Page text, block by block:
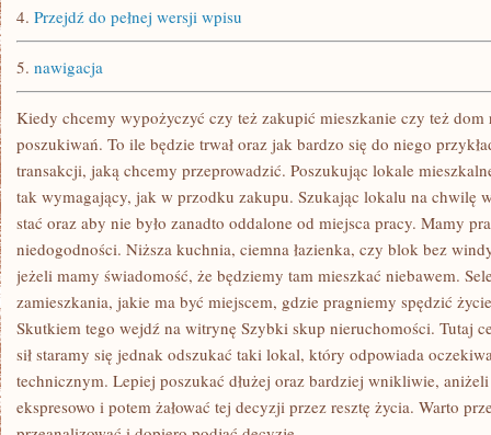
4. Przejdź do pełnej wersji wpisu
5. nawigacja
Kiedy chcemy wypożyczyć czy też zakupić mieszkanie czy też dom
poszukiwań. To ile będzie trwał oraz jak bardzo się do niego
transakcji, jaką chcemy przeprowadzić. Poszukując lokale
tak wymagający, jak w przodku zakupu. Szukając lokalu na chwilę
stać oraz aby nie było zanadto oddalone od miejsca pracy. Mamy
niedogodności. Niższa kuchnia, ciemna łazienka, czy blok bez
jeżeli mamy świadomość, że będziemy tam mieszkać niebawem.
zamieszkania, jakie ma być miejscem, gdzie pragniemy spędzić
Skutkiem tego wejdź na witrynę Szybki skup nieruchomości. Tutaj
sił staramy się jednak odszukać taki lokal, który odpowiada
technicznym. Lepiej poszukać dłużej oraz bardziej wnikliwie,
ekspresowo i potem żałować tej decyzji przez resztę życia. Warto